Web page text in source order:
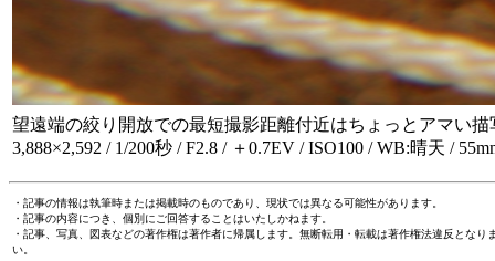
望遠端の絞り開放での最短撮影距離付近はちょっとアマい
3,888×2,592 / 1/200秒 / F2.8 / ＋0.7EV / ISO100 / WB:晴天 /
・記事の情報は執筆時または掲載時のものであり、現状では異なる可能性があります。
・記事の内容につき、個別にご回答することはいたしかねます。
・記事、写真、図表などの著作権は著作者に帰属します。無断転用・転載は著作権法違反とな
い。